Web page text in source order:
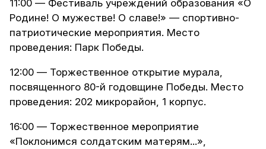
11:00 — Фестиваль учреждений образования «О
Родине! О мужестве! О славе!» — спортивно-
патриотические мероприятия. Место
проведения: Парк Победы.
12:00 — Торжественное открытие мурала,
посвященного 80-й годовщине Победы. Место
проведения: 202 микрорайон, 1 корпус.
16:00 — Торжественное мероприятие
«Поклонимся солдатским матерям...»,